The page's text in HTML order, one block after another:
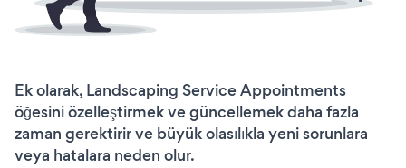
Ek olarak, Landscaping Service Appointments
öğesini özelleştirmek ve güncellemek daha fazla
zaman gerektirir ve büyük olasılıkla yeni sorunlara
veya hatalara neden olur.